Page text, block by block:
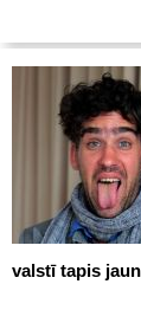
valstī tapis